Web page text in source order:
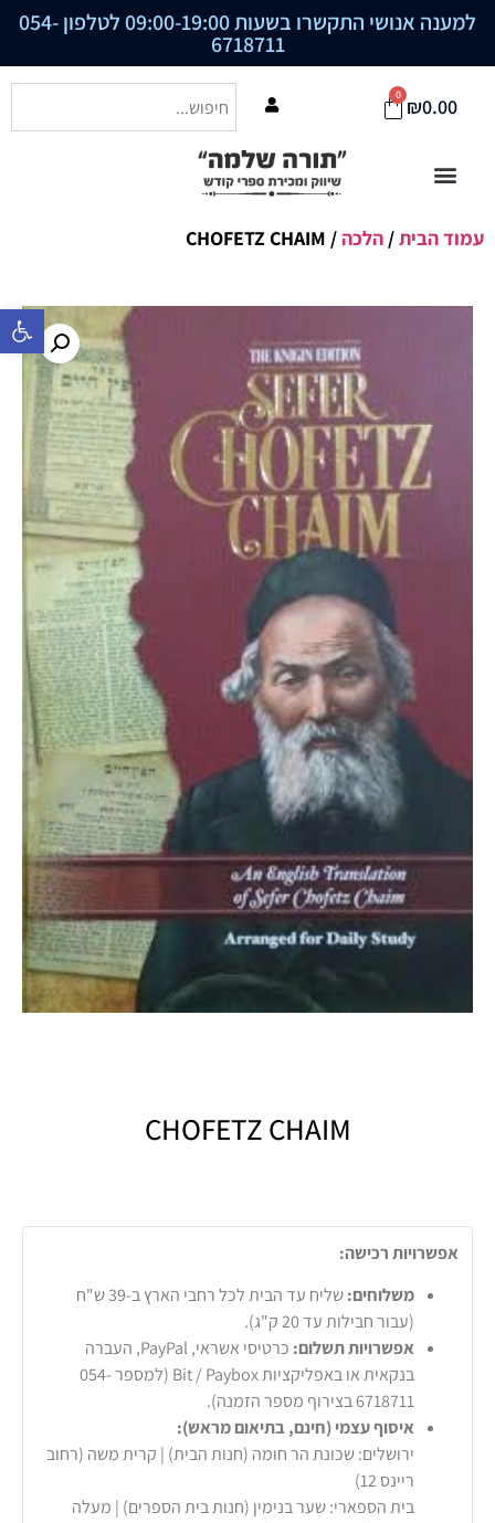
פתח סרגל
למענה אנושי התקשרו בשעות 09:00-19:00 לטלפון 054-
6718711
₪0.00
0
עמוד הבית/ הלכה/ CHOFETZ CHAIM
CHOFETZ CHAIM
אפשרויות רכישה:
משלוחים:
שליח עד הבית לכל רחבי הארץ ב-39 ש"ח
(עבור חבילות עד 20 ק"ג).
אפשרויות תשלום:
כרטיסי אשראי, PayPal, העברה
בנקאית או באפליקציות Bit / Paybox (למספר 054-
6718711 בצירוף מספר הזמנה).
איסוף עצמי (חינם, בתיאום מראש):
ירושלים: שכונת הר חומה (חנות הבית) | קרית משה (רחוב
ריינס 12)
בית הספארי: שער בנימין (חנות בית הספרים) | מעלה